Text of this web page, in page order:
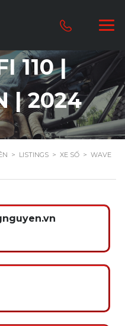
110 |
| 2024
> LISTINGS > XE SỐ > WAVE